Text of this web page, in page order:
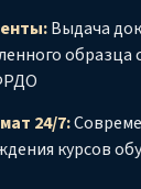
Выдача
образца
24/7:
курсов